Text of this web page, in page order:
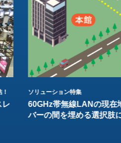
レ
ソリューション特集
60GHz帯無線LANの現
バーの間を埋める選択肢